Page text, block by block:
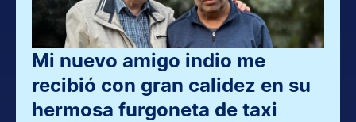
Mi nuevo amigo indio me
recibió con gran calidez en su
hermosa furgoneta de taxi